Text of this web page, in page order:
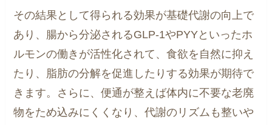
その結果として得られる効果が基礎代謝の向上で
あり、腸から分泌されるGLP-1やPYYといったホ
ルモンの働きが活性化されて、食欲を自然に抑え
たり、脂肪の分解を促進したりする効果が期待で
きます。さらに、便通が整えば体内に不要な老廃
物をため込みにくくなり、代謝のリズムも整いや